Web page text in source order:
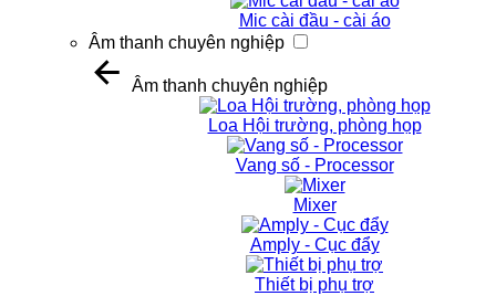
Mic cài đầu - cài áo
Âm thanh chuyên nghiệp
Âm thanh chuyên nghiệp
Loa Hội trường, phòng họp
Vang số - Processor
Mixer
Amply - Cục đẩy
Thiết bị phụ trợ